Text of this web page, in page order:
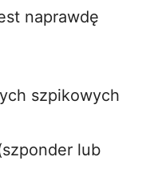
naprawdę
szpikowych
lub